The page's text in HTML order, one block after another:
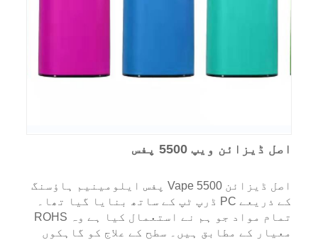
اصل ڈیزائن ویپ 5500 پفس
اصل ڈیزائن Vape 5500 پفس ایلومینیم ہاؤسنگ
کے ذریعے PC ڈرپ ٹپ کے ساتھ بنایا گیا تھا۔
تمام مواد جو ہم نے استعمال کیا ہے وہ ROHS
معیار کے مطابق ہیں۔ سطح کے علاج کو گاہکوں